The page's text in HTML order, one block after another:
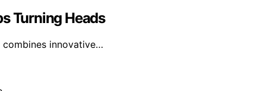
Turning Heads
combines innovative…